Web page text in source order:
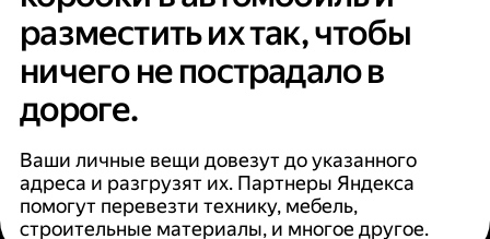
разместить их так, чтобы
ничего не пострадало в
дороге.
Ваши личные вещи довезут до указанного
адреса и разгрузят их. Партнеры Яндекса
помогут перевезти технику, мебель,
строительные материалы, и многое другое.